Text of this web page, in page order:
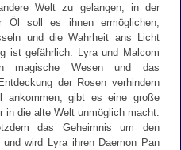
Welt zu gelangen, in der
Öl soll es ihnen ermöglichen,
und die Wahrheit ans Licht
ist gefährlich. Lyra und Malcom
magische Wesen und das
der Rosen verhindern
gibt es eine große
in die alte Welt unmöglich macht.
das Geheimnis um den
wird Lyra ihren Daemon Pan